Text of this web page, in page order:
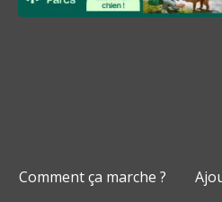
Comment ça marche ?